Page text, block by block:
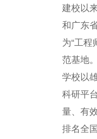
建校以
和广东
为“工程
范基地。
学校以
科研平
量、有
排名全